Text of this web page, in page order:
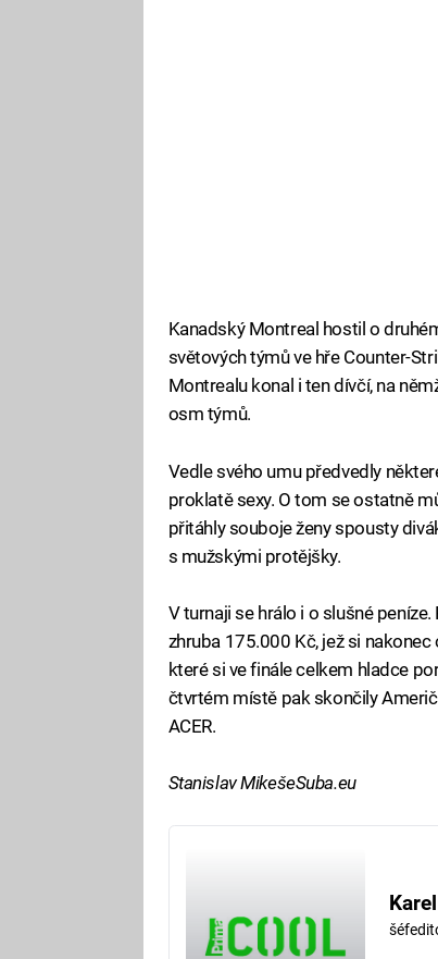
Kanadský Montreal hostil o
světových týmů ve hře Counter-
Montrealu konal i ten dívčí, na
osm týmů.
Vedle svého umu předvedly
proklatě sexy. O tom se ostatně
přitáhly souboje ženy spousty
s mužskými protějšky.
V turnaji se hrálo i o slušné
zhruba 175.000 Kč, jež si
které si ve finále celkem hladce
čtvrtém místě pak skončily
ACER.
Stanislav MikešeSuba.eu